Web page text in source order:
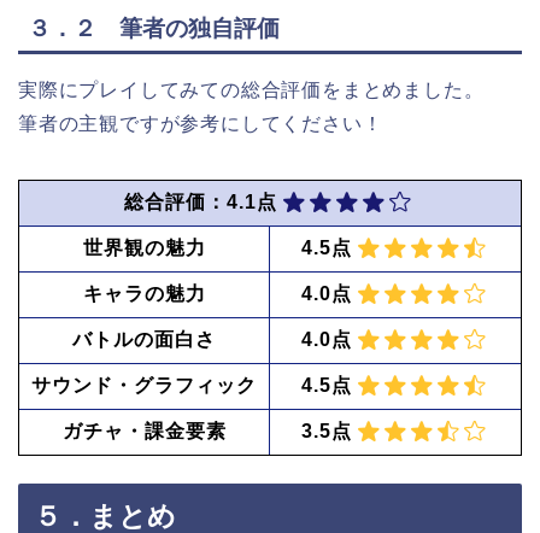
３．２ 筆者の独自評価
実際にプレイしてみての総合評価をまとめました。
筆者の主観ですが参考にしてください！
総合評価：4.1点
世界観の魅力 4.5点
キャラの魅力 4.0点
バトルの面白さ 4.0点
サウンド・グラフィック 4.5点
ガチャ・課金要素 3.5点
５．まとめ